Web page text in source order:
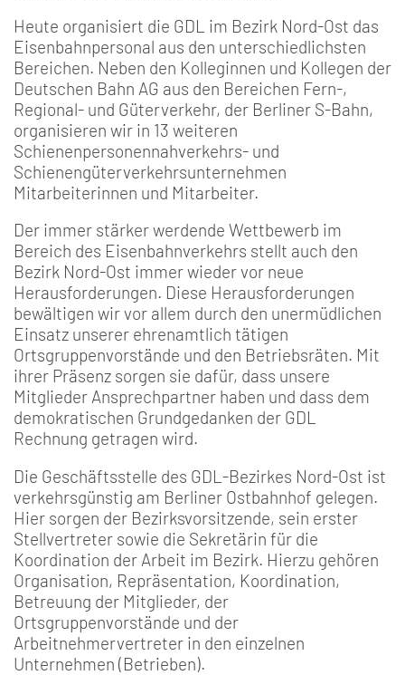
Heute organisiert die GDL im Bezirk Nord-Ost das
Eisenbahnpersonal aus den unterschiedlichsten
Bereichen. Neben den Kolleginnen und Kollegen der
Deutschen Bahn AG aus den Bereichen Fern-,
Regional- und Güterverkehr, der Berliner S-Bahn,
organisieren wir in 13 weiteren
Schienenpersonennahverkehrs- und
Schienengüterverkehrsunternehmen
Mitarbeiterinnen und Mitarbeiter.
Der immer stärker werdende Wettbewerb im
Bereich des Eisenbahnverkehrs stellt auch den
Bezirk Nord-Ost immer wieder vor neue
Herausforderungen. Diese Herausforderungen
bewältigen wir vor allem durch den unermüdlichen
Einsatz unserer ehrenamtlich tätigen
Ortsgruppenvorstände und den Betriebsräten. Mit
ihrer Präsenz sorgen sie dafür, dass unsere
Mitglieder Ansprechpartner haben und dass dem
demokratischen Grundgedanken der GDL
Rechnung getragen wird.
Die Geschäftsstelle des GDL-Bezirkes Nord-Ost ist
verkehrsgünstig am Berliner Ostbahnhof gelegen.
Hier sorgen der Bezirksvorsitzende, sein erster
Stellvertreter sowie die Sekretärin für die
Koordination der Arbeit im Bezirk. Hierzu gehören
Organisation, Repräsentation, Koordination,
Betreuung der Mitglieder, der
Ortsgruppenvorstände und der
Arbeitnehmervertreter in den einzelnen
Unternehmen (Betrieben).